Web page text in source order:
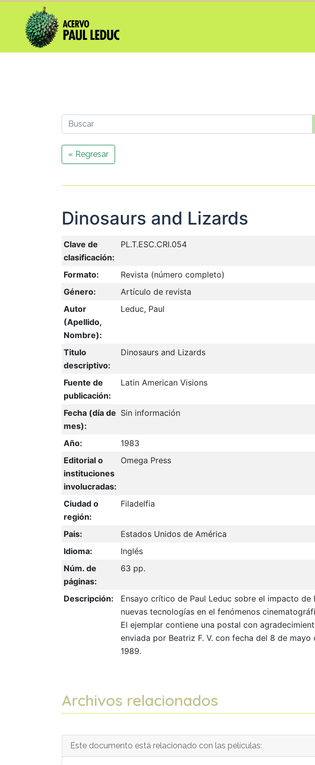
« Regresar
Dinosaurs and Lizards
Clave de
clasificación:
PL.T.ESC.CRI.054
Formato:
Revista (número completo)
Género:
Artículo de revista
Autor
(Apellido,
Nombre):
Leduc, Paul
Titulo
descriptivo:
Dinosaurs and Lizards
Fuente de
publicación:
Latin American Visions
Fecha (día de
mes):
Sin información
Año:
1983
Editorial o
instituciones
involucradas:
Omega Press
Ciudad o
región:
Filadelfia
Pais:
Estados Unidos de América
Idioma:
Inglés
Núm. de
páginas:
63 pp.
Descripción:
Ensayo crítico de Paul Leduc sobre el impacto de
nuevas tecnologías en el fenómenos
El ejemplar contiene una postal con
enviada por Beatriz F. V. con fecha del 8 de mayo
1989.
Archivos relacionados
Este documento está relacionado con las películas: